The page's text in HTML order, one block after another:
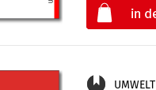
UMWELT